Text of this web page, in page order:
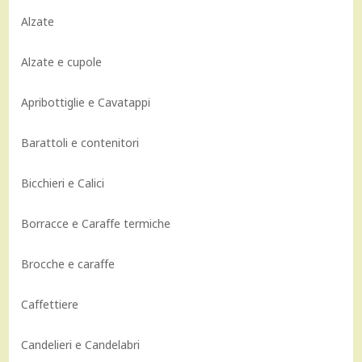
Alzate
Alzate e cupole
Apribottiglie e Cavatappi
Barattoli e contenitori
Bicchieri e Calici
Borracce e Caraffe termiche
Brocche e caraffe
Caffettiere
Candelieri e Candelabri